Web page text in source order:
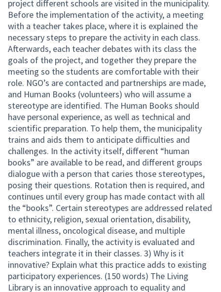
project different schools are visited in the municipality.
Before the implementation of the activity, a meeting
with a teacher takes place, where it is explained the
necessary steps to prepare the activity in each class.
Afterwards, each teacher debates with its class the
goals of the project, and together they prepare the
meeting so the students are comfortable with their
role. NGO’s are contacted and partnerships are made,
and Human Books (volunteers) who will assume a
stereotype are identified. The Human Books should
have personal experience, as well as technical and
scientific preparation. To help them, the municipality
trains and aids them to anticipate difficulties and
challenges. In the activity itself, different “human
books” are available to be read, and different groups
dialogue with a person that caries those stereotypes,
posing their questions. Rotation then is required, and
continues until every group has made contact with all
the “books”. Certain stereotypes are addressed related
to ethnicity, religion, sexual orientation, disability,
mental illness, oncological disease, and multiple
discrimination. Finally, the activity is evaluated and
teachers integrate it in their classes. 3) Why is it
innovative? Explain what this practice adds to existing
participatory experiences. (150 words) The Living
Library is an innovative approach to equality and